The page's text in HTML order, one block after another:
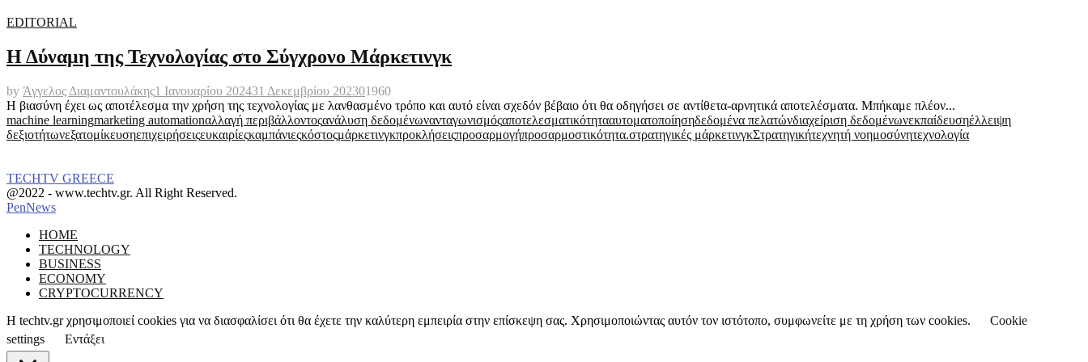
EDITORIAL
Η Δύναμη της Τεχνολογίας στο Σύγχρονο Μάρκετινγκ
by Άγγελος Διαμαντουλάκης1 Ιανουαρίου 202431 Δεκεμβρίου 202301960
Η βιασύνη έχει ως αποτέλεσμα την χρήση της τεχνολογίας με λανθασμένο τρόπο και αυτό είναι σχεδόν βέβαιο ότι θα οδηγήσει σε αντίθετα-αρνητικά αποτελέσματα. Μπήκαμε πλέον...
machine learningmarketing automationαλλαγή περιβάλλοντοςανάλυση δεδομένωνανταγωνισμόςαποτελεσματικότητααυτοματοποίησηδεδομένα πελατώνδιαχείριση δεδομένωνεκπαίδευσηέλλειψη
δεξιοτήτωνεξατομίκευσηεπιχειρήσειςευκαιρίεςκαμπάνιεςκόστοςμάρκετινγκπροκλήσειςπροσαρμογήπροσαρμοστικότητα.στρατηγικές μάρκετινγκΣτρατηγικήτεχνητή νοημοσύνητεχνολογία
TECHTV GREECE
Facebook
Instagram
@2022 - www.techtv.gr. All Right Reserved.
PenNews
HOME
TECHNOLOGY
BUSINESS
ECONOMY
CRYPTOCURRENCY
Η techtv.gr χρησιμοποιεί cookies για να διασφαλίσει ότι θα έχετε την καλύτερη εμπειρία στην επίσκεψη σας. Χρησιμοποιώντας αυτόν τον ιστότοπο, συμφωνείτε με τη χρήση των cookies.
Cookie
settings
Εντάξει